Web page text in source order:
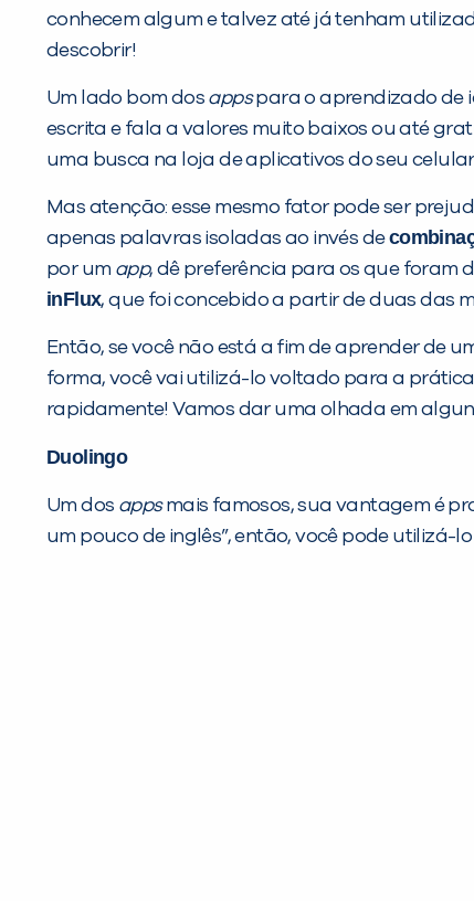
conhecem algum e talvez até já tenham
descobrir!
Um lado bom dos appspara o aprendizado de
escrita e fala a valores muito baixos ou até
uma busca na loja de aplicativos do seu
Mas atenção: esse mesmo fator pode ser
apenas palavras isoladas ao invés de
por um app, dê preferência para os que foram
inFlux, que foi concebido a partir de duas das
Então, se você não está a fim de aprender de
forma, você vai utilizá-lo voltado para a
rapidamente! Vamos dar uma olhada em
Duolingo
Um dos appsmais famosos, sua vantagem é
um pouco de inglês”, então, você pode utilizá-